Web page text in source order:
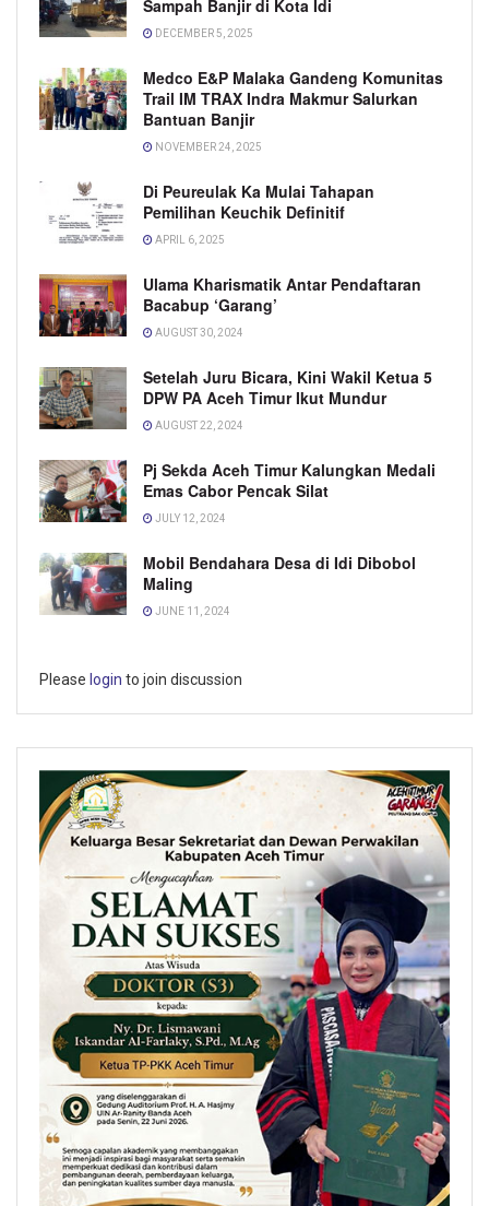
Sampah Banjir di Kota Idi
DECEMBER 5, 2025
Medco E&P Malaka Gandeng Komunitas
Trail IM TRAX Indra Makmur Salurkan
Bantuan Banjir
NOVEMBER 24, 2025
Di Peureulak Ka Mulai Tahapan
Pemilihan Keuchik Definitif
APRIL 6, 2025
Ulama Kharismatik Antar Pendaftaran
Bacabup ‘Garang’
AUGUST 30, 2024
Setelah Juru Bicara, Kini Wakil Ketua 5
DPW PA Aceh Timur Ikut Mundur
AUGUST 22, 2024
Pj Sekda Aceh Timur Kalungkan Medali
Emas Cabor Pencak Silat
JULY 12, 2024
Mobil Bendahara Desa di Idi Dibobol
Maling
JUNE 11, 2024
Please login to join discussion